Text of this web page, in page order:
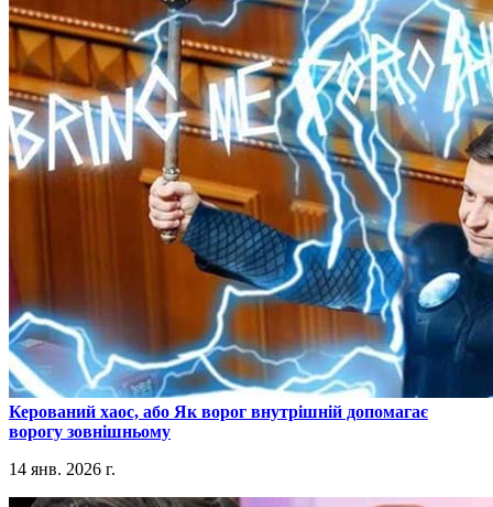
​Керований хаос, або Як ворог внутрішній допомагає
ворогу зовнішньому
14 янв. 2026 г.